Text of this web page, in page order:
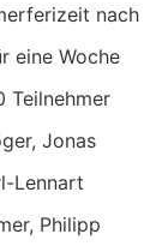
nach
eine Woche
Teilnehmer
Jonas
Lennart
Philipp